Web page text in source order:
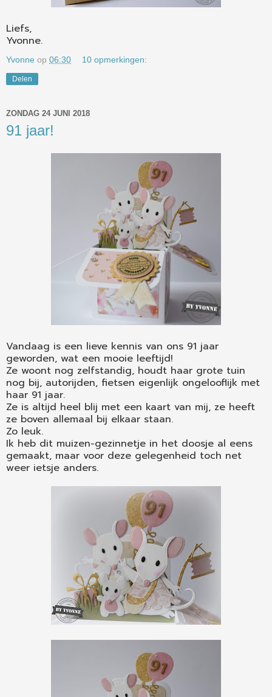
Liefs,
Yvonne.
Yvonne op 06:30 10 opmerkingen:
Delen
ZONDAG 24 JUNI 2018
91 jaar!
Vandaag is een lieve kennis van ons 91 jaar
geworden, wat een mooie leeftijd!
Ze woont nog zelfstandig, houdt haar grote tuin
nog bij, autorijden, fietsen eigenlijk ongelooflijk met
haar 91 jaar.
Ze is altijd heel blij met een kaart van mij, ze heeft
ze boven allemaal bij elkaar staan.
Zo leuk.
Ik heb dit muizen-gezinnetje in het doosje al eens
gemaakt, maar voor deze gelegenheid toch net
weer ietsje anders.